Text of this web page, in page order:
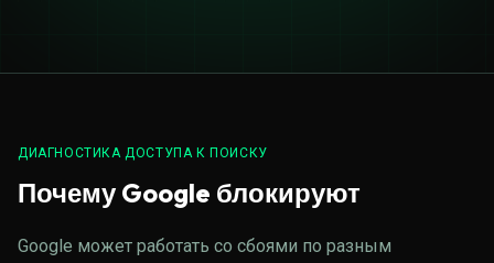
ДИАГНОСТИКА ДОСТУПА К ПОИСКУ
Почему Google блокируют
Google может работать со сбоями по разным